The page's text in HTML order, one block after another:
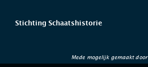
Stichting Schaatshistorie
Mede mogelijk gemaakt door